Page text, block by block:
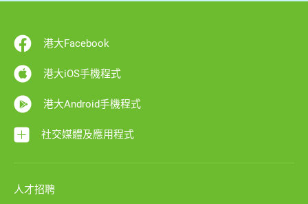
港大Facebook
港大iOS手機程式
港大Android手機程式
社交媒體及應用程式
人才招聘